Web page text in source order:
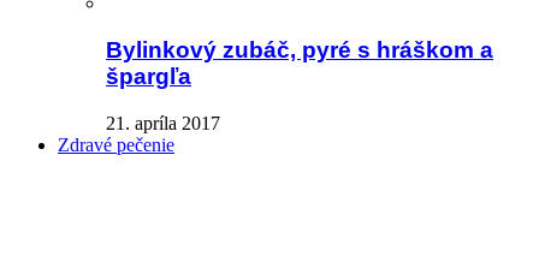
Bylinkový zubáč, pyré s hráškom a
špargľa
21. apríla 2017
Zdravé pečenie